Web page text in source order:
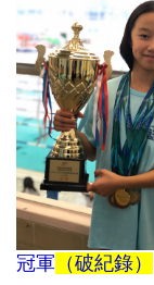
冠軍 （破紀錄）